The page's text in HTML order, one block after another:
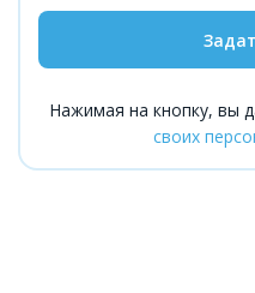
Нажимая на кнопку, вы
своих